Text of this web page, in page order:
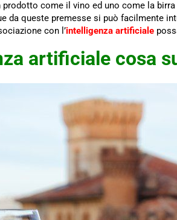
prodotto come il vino ed uno come la
da queste premesse si può facilmente
con l’intelligenza artificiale
artificiale cosa